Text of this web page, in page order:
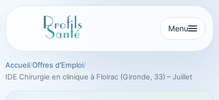
Aller
au
Menu
Accueil Offres d'Emploi
IDE Chirurgie en clinique à Floirac (Gironde, 33) – Juillet